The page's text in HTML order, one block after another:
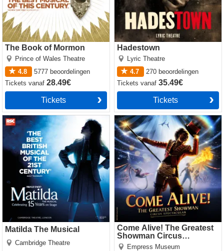
The Book of Mormon
Prince of Wales Theatre
4.8
5777 beoordelingen
Ticketsvanaf28.49€
Tickets
Hadestown
Lyric Theatre
4.7
270 beoordelingen
Ticketsvanaf35.49€
Tickets
Matilda The Musical
Cambridge Theatre
Matilda The Musical
Come Alive! The Greatest
Showman Circus
Spectacular
Empress Museum
Come Alive! The Greatest
Showman Circus Spectacular